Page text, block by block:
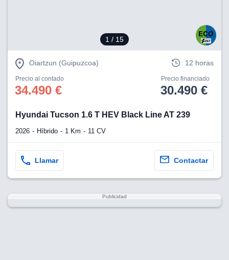
1 / 15
Oiartzun (Guipuzcoa) 12 horas
Precio al contado
34.490 €
Precio financiado
30.490 €
Hyundai Tucson 1.6 T HEV Black Line AT 239
2026 Híbrido 1 Km 11 CV
Llamar Contactar